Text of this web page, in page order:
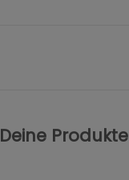
Deine Produkte